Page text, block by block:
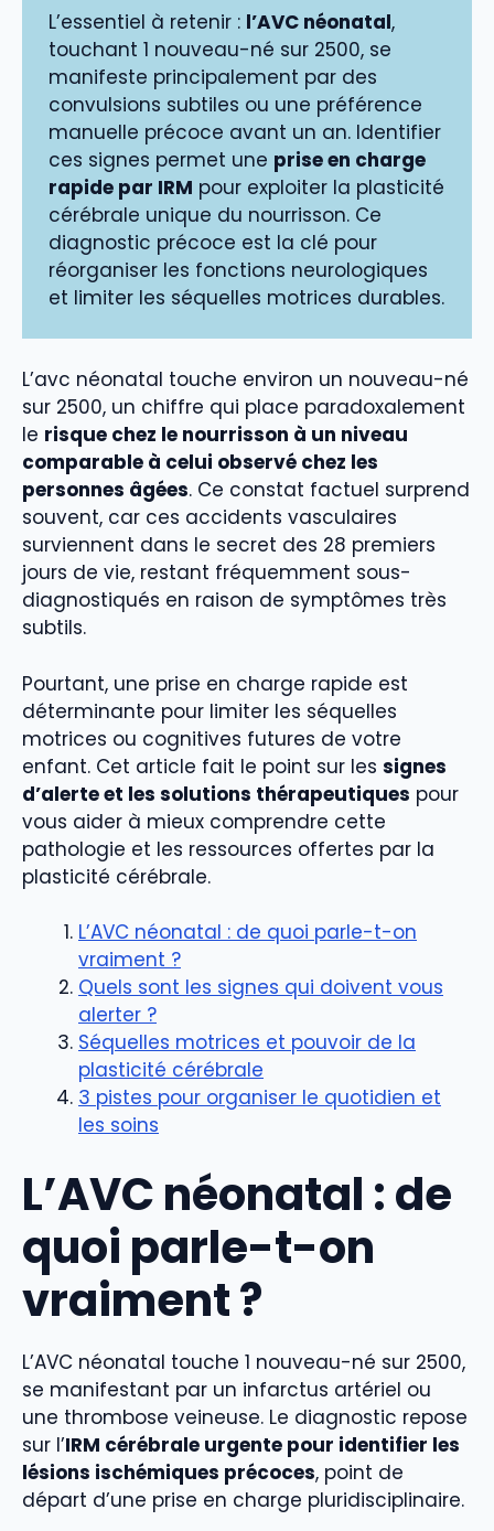
L’essentiel à retenir : l’AVC néonatal,
touchant 1 nouveau-né sur 2500, se
manifeste principalement par des
convulsions subtiles ou une préférence
manuelle précoce avant un an. Identifier
ces signes permet une prise en charge
rapide par IRM pour exploiter la plasticité
cérébrale unique du nourrisson. Ce
diagnostic précoce est la clé pour
réorganiser les fonctions neurologiques
et limiter les séquelles motrices durables.
L’avc néonatal touche environ un nouveau-né
sur 2500, un chiffre qui place paradoxalement
le risque chez le nourrisson à un niveau
comparable à celui observé chez les
personnes âgées. Ce constat factuel surprend
souvent, car ces accidents vasculaires
surviennent dans le secret des 28 premiers
jours de vie, restant fréquemment sous-
diagnostiqués en raison de symptômes très
subtils.
Pourtant, une prise en charge rapide est
déterminante pour limiter les séquelles
motrices ou cognitives futures de votre
enfant. Cet article fait le point sur les signes
d’alerte et les solutions thérapeutiques pour
vous aider à mieux comprendre cette
pathologie et les ressources offertes par la
plasticité cérébrale.
L’AVC néonatal : de quoi parle-t-on
vraiment ?
Quels sont les signes qui doivent vous
alerter ?
Séquelles motrices et pouvoir de la
plasticité cérébrale
3 pistes pour organiser le quotidien et
les soins
L’AVC néonatal : de
quoi parle-t-on
vraiment ?
L’AVC néonatal touche 1 nouveau-né sur 2500,
se manifestant par un infarctus artériel ou
une thrombose veineuse. Le diagnostic repose
sur l’IRM cérébrale urgente pour identifier les
lésions ischémiques précoces, point de
départ d’une prise en charge pluridisciplinaire.